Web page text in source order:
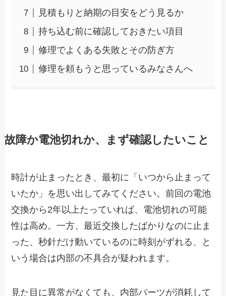
見積もりと納期の目安をどう見るか
持ち込む前に確認しておきたい項目
修理でよくある失敗とその防ぎ方
修理を頼もうと思っているみなさんへ
故障か電池切れか、まず確認したいこと
時計が止まったとき、最初に「いつから止まって
いたか」を思い出してみてください。前回の電池
交換から2年以上たっていれば、電池切れの可能
性は高め。一方、最近交換したばかりなのに止ま
った、秒針だけ動いているのに時刻がずれる、と
いう場合は内部の不具合が疑われます。
見た目に異常がなくても、内部パーツが消耗して